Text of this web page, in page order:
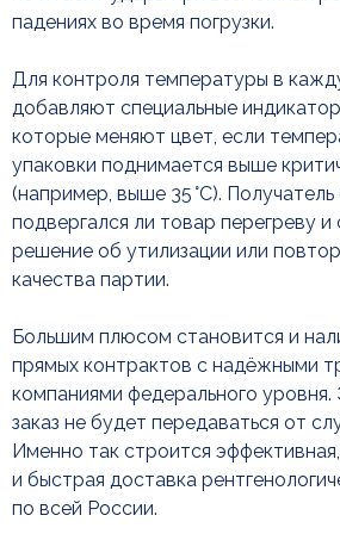
падениях во время погрузки.
Для контроля температуры в
добавляют специальные
которые меняют цвет, если
упаковки поднимается выше
(например, выше 35 °C). Получатель
подвергался ли товар перегреву
решение об утилизации или
качества партии.
Большим плюсом становится и
прямых контрактов с надёжными
компаниями федерального уровня.
заказ не будет передаваться от
Именно так строится
и быстрая доставка
по всей России.
Остались вопросы?
По всем вопросам, связанным
с подбором расходных материалов
и оборудования, вы можете
к нашим специалистам
+7
Нажимая кнопку, вы соглашаетесь с